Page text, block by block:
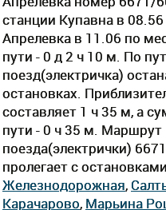
станции Купавна в
Апрелевка в 11.06 по
пути - 0 д 2 ч 10 м. По
поезд(электричка)
остановках.
составляет 1 ч 35 м, а
пути - 0 ч 35 м. Маршрут
поезда(электрички)
пролегает c
Железнодорожная,
Карачарово, Марьина